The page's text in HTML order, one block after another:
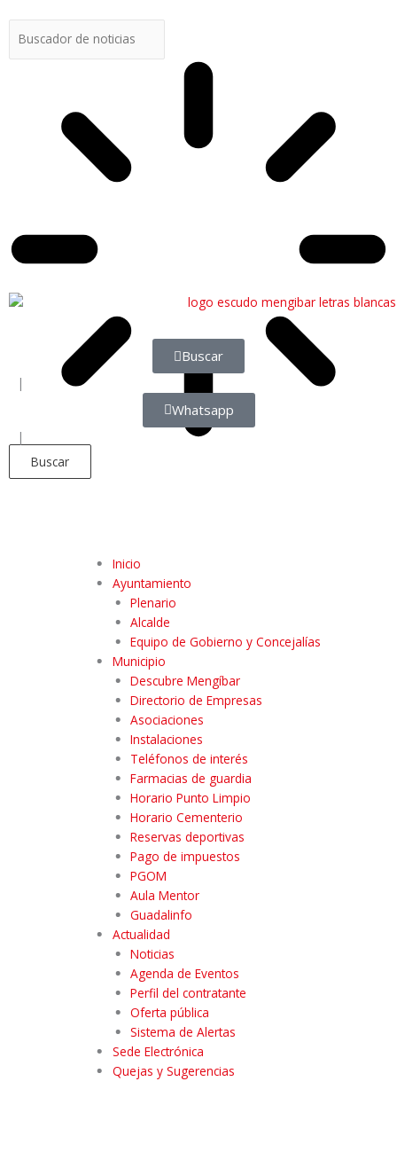
Buscar
Buscar
|
Whatsapp
|
Inicio
Ayuntamiento
Plenario
Alcalde
Equipo de Gobierno y Concejalías
Municipio
Descubre Mengíbar
Directorio de Empresas
Asociaciones
Instalaciones
Teléfonos de interés
Farmacias de guardia
Horario Punto Limpio
Horario Cementerio
Reservas deportivas
Pago de impuestos
PGOM
Aula Mentor
Guadalinfo
Actualidad
Noticias
Agenda de Eventos
Perfil del contratante
Oferta pública
Sistema de Alertas
Sede Electrónica
Quejas y Sugerencias